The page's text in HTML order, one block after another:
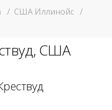
/ США Иллинойс /
США